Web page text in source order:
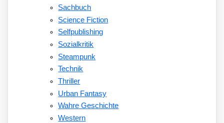
Sachbuch
Science Fiction
Selfpublishing
Sozialkritik
Steampunk
Technik
Thriller
Urban Fantasy
Wahre Geschichte
Western